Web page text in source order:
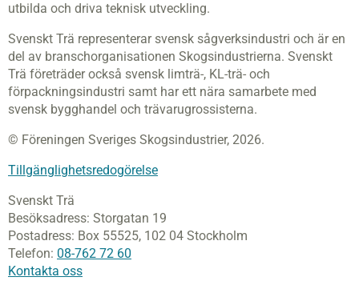
utbilda och driva teknisk utveckling.
Svenskt Trä representerar svensk sågverksindustri och är en
del av branschorganisationen Skogsindustrierna. Svenskt
Trä företräder också svensk limträ-, KL-trä- och
förpackningsindustri samt har ett nära samarbete med
svensk bygghandel och trävarugrossisterna.
© Föreningen Sveriges Skogsindustrier, 2026.
Tillgänglighetsredogörelse
Svenskt Trä
Besöksadress: Storgatan 19
Postadress: Box 55525, 102 04 Stockholm
Telefon: 08-762 72 60
Kontakta oss